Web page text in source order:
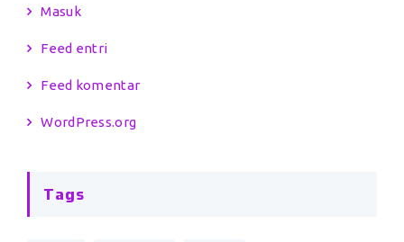
Masuk
Feed entri
Feed komentar
WordPress.org
Tags